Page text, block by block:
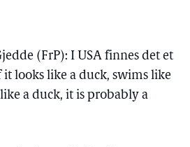
(FrP): I USA finnes det et
looks like a duck, swims like
a duck, it is probably a